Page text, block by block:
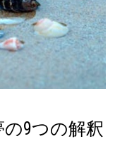
の9つの解釈